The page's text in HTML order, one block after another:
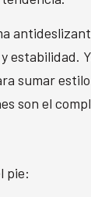
estabilidad.
sumar
son el
pie: